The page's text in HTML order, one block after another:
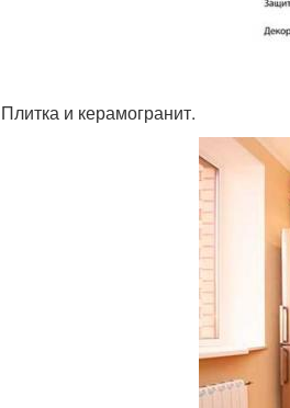
Плитка и керамогранит.